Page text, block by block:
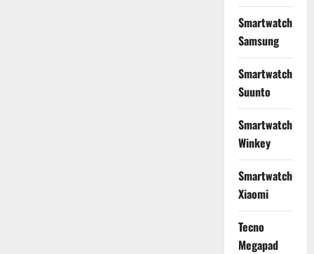
Smartwatch
Samsung
Smartwatch
Suunto
Smartwatch
Winkey
Smartwatch
Xiaomi
Tecno
Megapad